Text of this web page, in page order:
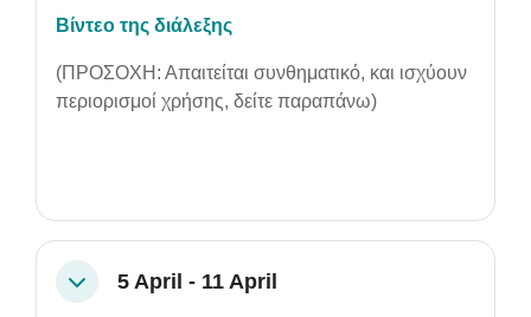
Βίντεο της διάλεξης
(ΠΡΟΣΟΧΗ: Απαιτείται συνθηματικό, και ισχύουν
περιορισμοί χρήσης, δείτε παραπάνω)
Collapse5 April - 11 April